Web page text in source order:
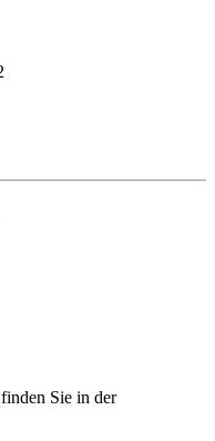
Sie in der